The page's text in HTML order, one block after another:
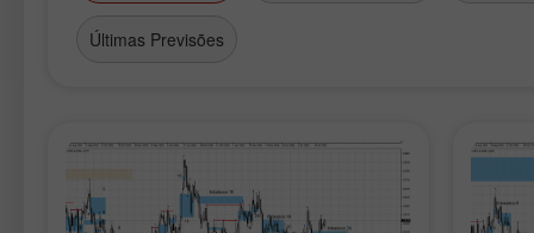
Últimas Previsões